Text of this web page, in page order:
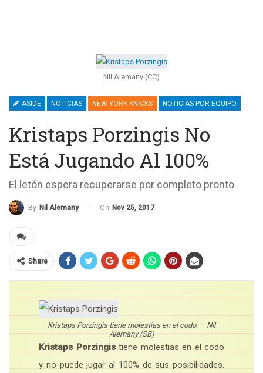
Nil Alemany (CC)
ASIDE NOTICIAS NEW YORK KNICKS NOTICIAS POR EQUIPO
Kristaps Porzingis No
Está Jugando Al 100%
El letón espera recuperarse por completo pronto
By Nil Alemany On Nov 25, 2017
Share
Kristaps Porzingis tiene molestias en el codo. – Nil
Alemany (SB)
Kristaps Porzingistiene molestias en el codo
y no puede jugar al 100% de sus posibilidades.